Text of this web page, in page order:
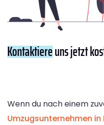
Kontaktiereuns jetzt
Wenn du nach einem
Umzugsunternehmen in